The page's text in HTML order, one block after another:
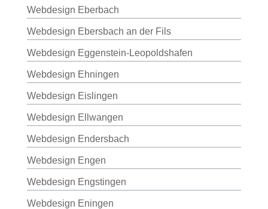
Webdesign Eberbach
Webdesign Ebersbach an der Fils
Webdesign Eggenstein-Leopoldshafen
Webdesign Ehningen
Webdesign Eislingen
Webdesign Ellwangen
Webdesign Endersbach
Webdesign Engen
Webdesign Engstingen
Webdesign Eningen